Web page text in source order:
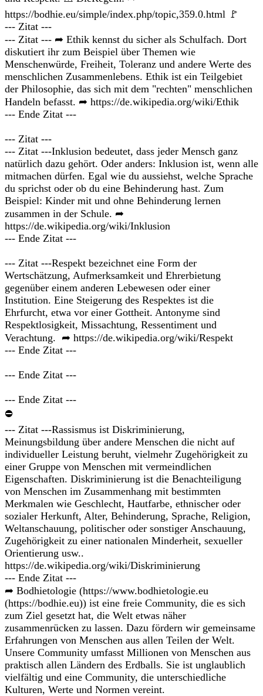
https://bodhie.eu/simple/index.php/topic,359.0.html 🚩
--- Zitat ---
--- Zitat --- ➦ Ethik kennst du sicher als Schulfach. Dort
diskutiert ihr zum Beispiel über Themen wie
Menschenwürde, Freiheit, Toleranz und andere Werte des
menschlichen Zusammenlebens. Ethik ist ein Teilgebiet
der Philosophie, das sich mit dem "rechten" menschlichen
Handeln befasst. ➦ https://de.wikipedia.org/wiki/Ethik
--- Ende Zitat ---
--- Zitat ---
--- Zitat ---Inklusion bedeutet, dass jeder Mensch ganz
natürlich dazu gehört. Oder anders: Inklusion ist, wenn alle
mitmachen dürfen. Egal wie du aussiehst, welche Sprache
du sprichst oder ob du eine Behinderung hast. Zum
Beispiel: Kinder mit und ohne Behinderung lernen
zusammen in der Schule. ➦
https://de.wikipedia.org/wiki/Inklusion
--- Ende Zitat ---
--- Zitat ---Respekt bezeichnet eine Form der
Wertschätzung, Aufmerksamkeit und Ehrerbietung
gegenüber einem anderen Lebewesen oder einer
Institution. Eine Steigerung des Respektes ist die
Ehrfurcht, etwa vor einer Gottheit. Antonyme sind
Respektlosigkeit, Missachtung, Ressentiment und
Verachtung. ➦ https://de.wikipedia.org/wiki/Respekt
--- Ende Zitat ---
--- Ende Zitat ---
--- Ende Zitat ---
⛔
--- Zitat ---Rassismus ist Diskriminierung,
Meinungsbildung über andere Menschen die nicht auf
individueller Leistung beruht, vielmehr Zugehörigkeit zu
einer Gruppe von Menschen mit vermeindlichen
Eigenschaften. Diskriminierung ist die Benachteiligung
von Menschen im Zusammenhang mit bestimmten
Merkmalen wie Geschlecht, Hautfarbe, ethnischer oder
sozialer Herkunft, Alter, Behinderung, Sprache, Religion,
Weltanschauung, politischer oder sonstiger Anschauung,
Zugehörigkeit zu einer nationalen Minderheit, sexueller
Orientierung usw..
https://de.wikipedia.org/wiki/Diskriminierung
--- Ende Zitat ---
➦ Bodhietologie (https://www.bodhietologie.eu
(https://bodhie.eu)) ist eine freie Community, die es sich
zum Ziel gesetzt hat, die Welt etwas näher
zusammenrücken zu lassen. Dazu fördern wir gemeinsame
Erfahrungen von Menschen aus allen Teilen der Welt.
Unsere Community umfasst Millionen von Menschen aus
praktisch allen Ländern des Erdballs. Sie ist unglaublich
vielfältig und eine Community, die unterschiedliche
Kulturen, Werte und Normen vereint.